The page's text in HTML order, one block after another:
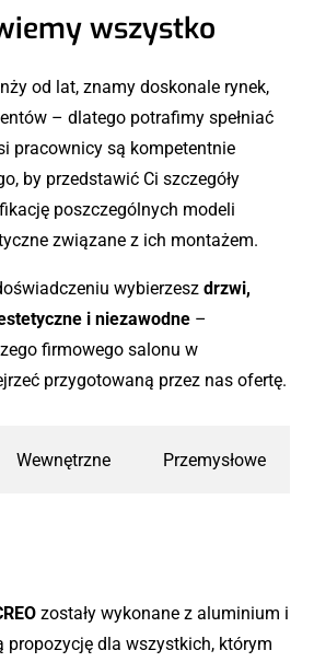
wszystko
od lat, znamy doskonale rynek,
– dlatego potrafimy spełniać
pracownicy są kompetentnie
by przedstawić Ci szczegóły
poszczególnych modeli
związane z ich montażem.
wybierzeszdrzwi,
i niezawodne –
firmowego salonu w
przygotowaną przez nas ofertę.
Wewnętrzne Przemysłowe
zostały wykonane z aluminium i
propozycję dla wszystkich, którym